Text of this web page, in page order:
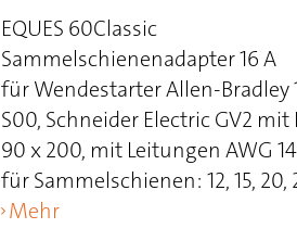
EQUES 60Classic
Sammelschienenadapter 16 A
für Wendestarter Allen-Bradley
S00, Schneider Electric GV2
90 x 200, mit Leitungen AWG
für Sammelschienen: 12, 15,
Mehr